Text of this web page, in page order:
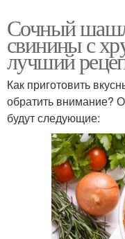
Сочный
свинины с
лучший
Как приготовить
обратить внимание?
будут следующие: